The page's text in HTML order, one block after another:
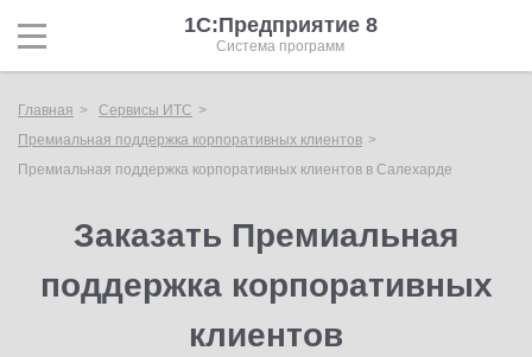
1С:Предприятие 8
Система программ
Главная
Сервисы ИТС
Премиальная поддержка корпоративных клиентов
Премиальная поддержка корпоративных клиентов в Салехарде
Заказать Премиальная
поддержка корпоративных
клиентов